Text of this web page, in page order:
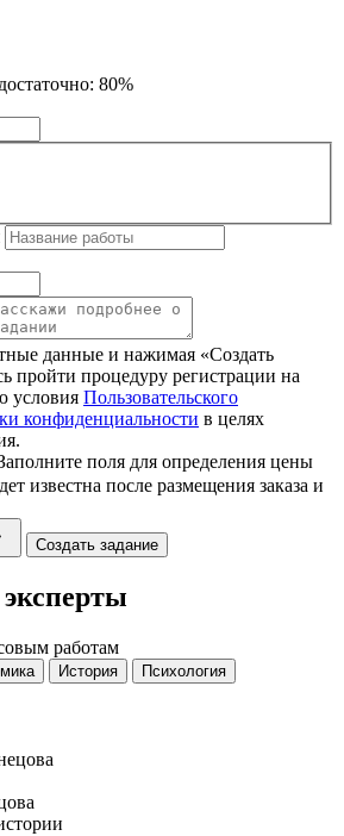
80%
данные и нажимая «Создать
пройти процедуру регистрации на
условия Пользовательского
конфиденциальности в целях
поля для определения цены
известна после размещения заказа и
Создать задание
работам
История
Психология